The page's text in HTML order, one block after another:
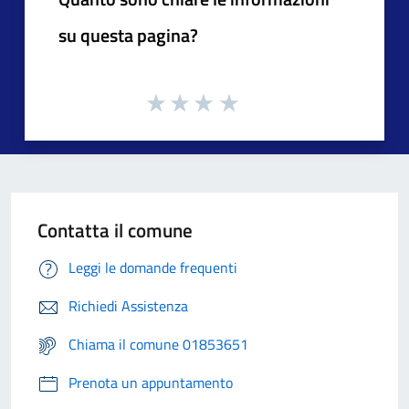
su questa pagina?
Contatta il comune
Leggi le domande frequenti
Richiedi Assistenza
Chiama il comune 01853651
Prenota un appuntamento